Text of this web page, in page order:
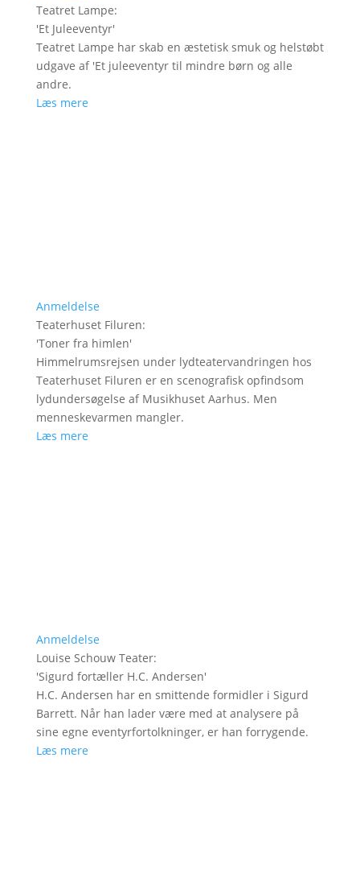
Teatret Lampe:
'Et Juleeventyr'
Teatret Lampe har skab en æstetisk smuk og helstøbt
udgave af 'Et juleeventyr til mindre børn og alle
andre.
Læs mere
Anmeldelse
Teaterhuset Filuren:
'Toner fra himlen'
Himmelrumsrejsen under lydteatervandringen hos
Teaterhuset Filuren er en scenografisk opfindsom
lydundersøgelse af Musikhuset Aarhus. Men
menneskevarmen mangler.
Læs mere
Anmeldelse
Louise Schouw Teater:
'Sigurd fortæller H.C. Andersen'
H.C. Andersen har en smittende formidler i Sigurd
Barrett. Når han lader være med at analysere på
sine egne eventyrfortolkninger, er han forrygende.
Læs mere